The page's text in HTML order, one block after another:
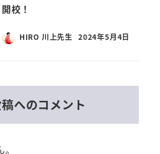
開校！
HIRO 川上先生 2024年5月4日
へのコメント